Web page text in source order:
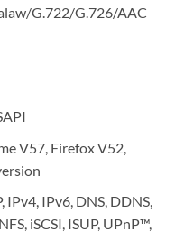
G.722/G.726/AAC
V57, Firefox V52,
IPv6, DNS, DDNS,
iSCSI, ISUP, UPnP™,